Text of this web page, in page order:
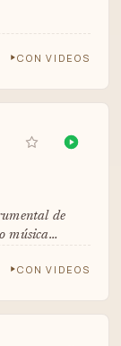
CON VIDEOS
de
música…
CON VIDEOS